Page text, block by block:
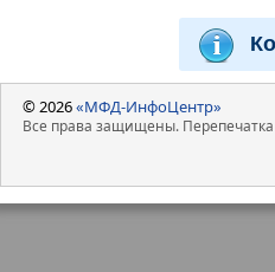
© 2026«МФД-ИнфоЦентр»
Все права защищены.